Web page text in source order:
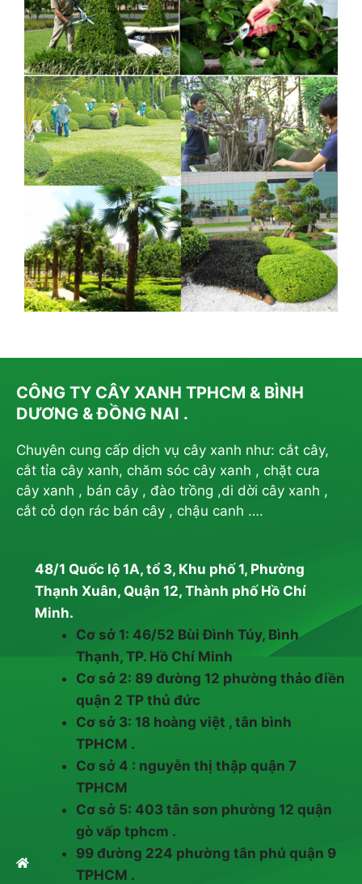
CÔNG TY CÂY XANH TPHCM & BÌNH
DƯƠNG & ĐỒNG NAI .
Chuyên cung cấp dịch vụ cây xanh như: cắt cây,
cắt tỉa cây xanh, chăm sóc cây xanh , chặt cưa
cây xanh , bán cây , đào trồng ,di dời cây xanh ,
cắt cỏ dọn rác bán cây , chậu canh ….
48/1 Quốc lộ 1A, tổ 3, Khu phố 1, Phường
Thạnh Xuân, Quận 12, Thành phố Hồ Chí
Minh.
Cơ sở 1: 46/52 Bùi Đình Túy, Bình
Thạnh, TP. Hồ Chí Minh
Cơ sở 2: 89 đường 12 phường thảo điền
quận 2 TP thủ đức
Cơ sở 3: 18 hoàng việt , tân bình
TPHCM .
Cơ sở 4 : nguyễn thị thập quận 7
TPHCM
Cơ sở 5: 403 tân sơn phường 12 quận
gò vấp tphcm .
99 đường 224 phường tân phú quận 9
TPHCM .